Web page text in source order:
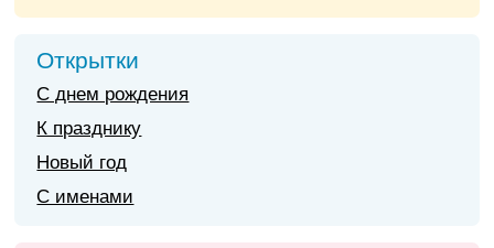
Открытки
С днем рождения
К празднику
Новый год
С именами